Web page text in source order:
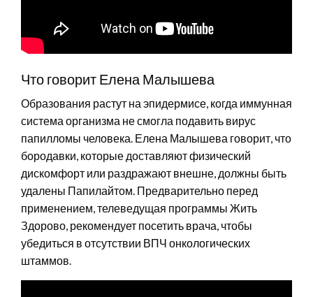
Что говорит Елена Малышева
Образования растут на эпидермисе, когда иммунная
система организма не смогла подавить вирус
папилломы человека. Елена Малышева говорит, что
бородавки, которые доставляют физический
дискомфорт или раздражают внешне, должны быть
удалены Папилайтом. Предварительно перед
применением, телеведущая программы Жить
Здорово, рекомендует посетить врача, чтобы
убедиться в отсутствии ВПЧ онкологических
штаммов.